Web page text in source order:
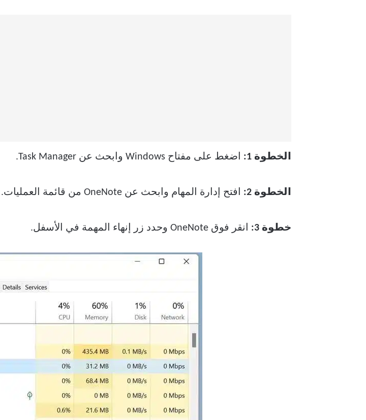
الخطوة 1: اضغط على مفتاح Windows وابحث عن Task Manager.
الخطوة 2: افتح إدارة المهام وابحث عن OneNote من قائمة العمليات.
خطوة 3: انقر فوق OneNote وحدد زر إنهاء المهمة في الأسفل.